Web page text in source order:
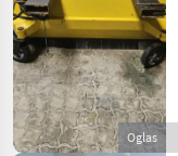
Oglas